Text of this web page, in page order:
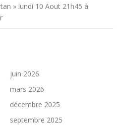
» lundi 10 Aout 21h45 à
juin 2026
mars 2026
décembre 2025
septembre 2025